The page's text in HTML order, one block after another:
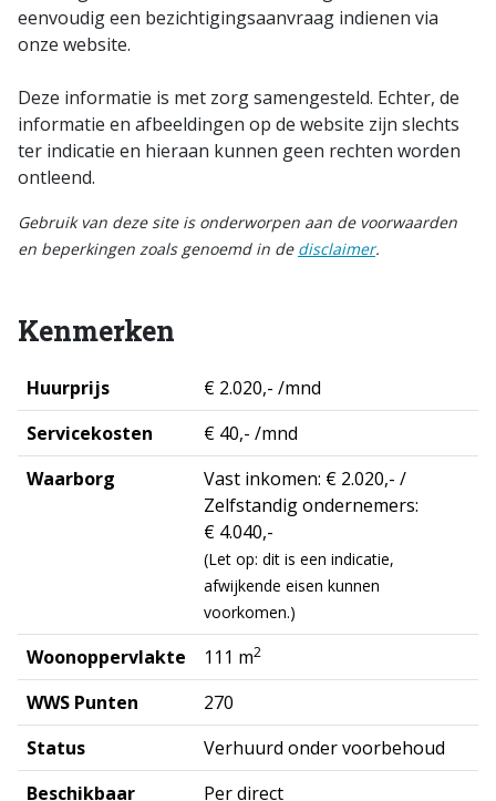
eenvoudig een bezichtigingsaanvraag indienen via
onze website.
Deze informatie is met zorg samengesteld. Echter, de
informatie en afbeeldingen op de website zijn slechts
ter indicatie en hieraan kunnen geen rechten worden
ontleend.
Gebruik van deze site is onderworpen aan de voorwaarden
en beperkingen zoals genoemd in de disclaimer.
Kenmerken
Huurprijs
€ 2.020,- /mnd
Servicekosten
€ 40,- /mnd
Waarborg
Vast inkomen: € 2.020,- /
Zelfstandig ondernemers:
€ 4.040,-
(Let op: dit is een indicatie,
afwijkende eisen kunnen
voorkomen.)
Woonoppervlakte 111 m2
WWS Punten
270
Status
Verhuurd onder voorbehoud
Beschikbaar
Per direct